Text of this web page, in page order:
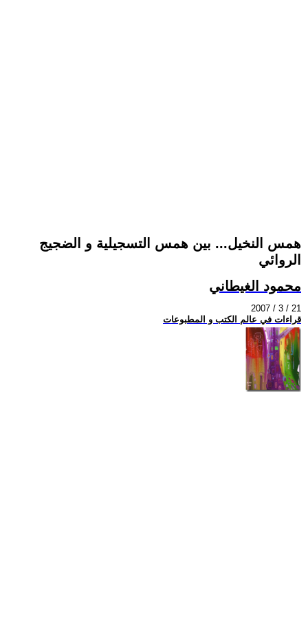
همس النخيل... بين همس التسجيلية و الضجيج
الروائي
محمود الغيطاني
2007 / 3 / 21
قراءات في عالم الكتب و المطبوعات